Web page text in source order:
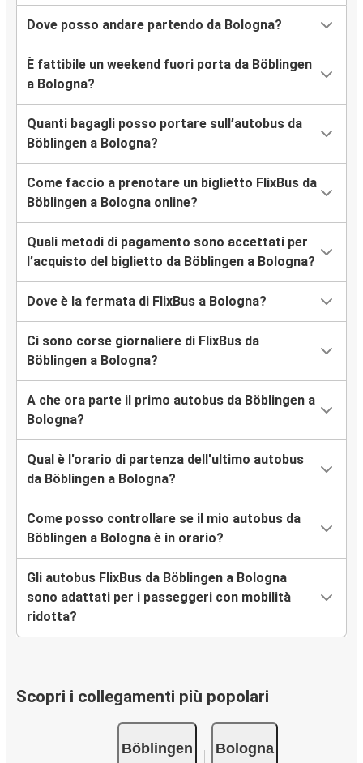
Dove posso andare partendo da Bologna?
È fattibile un weekend fuori porta da Böblingen
a Bologna?
Quanti bagagli posso portare sull’autobus da
Böblingen a Bologna?
Come faccio a prenotare un biglietto FlixBus da
Böblingen a Bologna online?
Quali metodi di pagamento sono accettati per
l’acquisto del biglietto da Böblingen a Bologna?
Dove è la fermata di FlixBus a Bologna?
Ci sono corse giornaliere di FlixBus da
Böblingen a Bologna?
A che ora parte il primo autobus da Böblingen a
Bologna?
Qual è l'orario di partenza dell'ultimo autobus
da Böblingen a Bologna?
Come posso controllare se il mio autobus da
Böblingen a Bologna è in orario?
Gli autobus FlixBus da Böblingen a Bologna
sono adattati per i passeggeri con mobilità
ridotta?
Scopri i collegamenti più popolari
Böblingen Bologna